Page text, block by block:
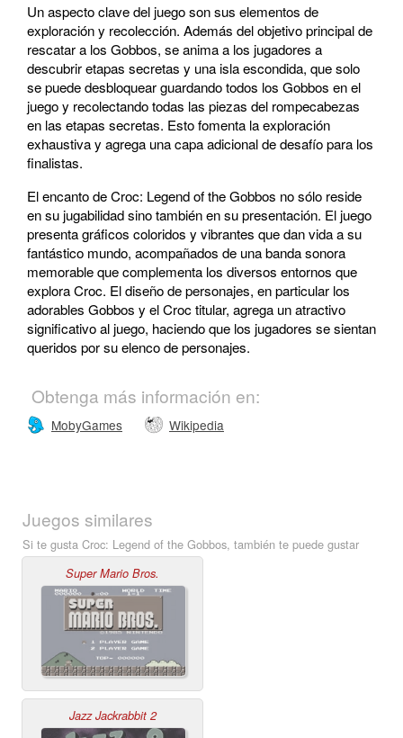
Un aspecto clave del juego son sus elementos de
exploración y recolección. Además del objetivo principal de
rescatar a los Gobbos, se anima a los jugadores a
descubrir etapas secretas y una isla escondida, que solo
se puede desbloquear guardando todos los Gobbos en el
juego y recolectando todas las piezas del rompecabezas
en las etapas secretas. Esto fomenta la exploración
exhaustiva y agrega una capa adicional de desafío para los
finalistas.
El encanto de Croc: Legend of the Gobbos no sólo reside
en su jugabilidad sino también en su presentación. El juego
presenta gráficos coloridos y vibrantes que dan vida a su
fantástico mundo, acompañados de una banda sonora
memorable que complementa los diversos entornos que
explora Croc. El diseño de personajes, en particular los
adorables Gobbos y el Croc titular, agrega un atractivo
significativo al juego, haciendo que los jugadores se sientan
queridos por su elenco de personajes.
Obtenga más información en:
MobyGames Wikipedia
Juegos similares
Si te gusta Croc: Legend of the Gobbos, también te puede gustar
Super Mario Bros.
Jazz Jackrabbit 2